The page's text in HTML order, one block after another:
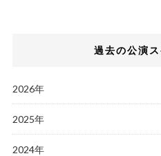
過去の公演
2026年
2025年
2024年